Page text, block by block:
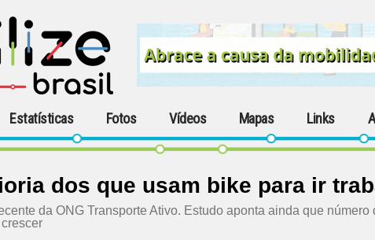
Estatísticas Fotos Vídeos Mapas Links
dos que usam bike para ir
da ONG Transporte Ativo. Estudo aponta ainda que